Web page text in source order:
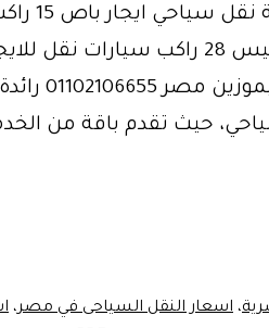
50 راكب خدمات
باصات سياحية في مصر تأجير اتوبيس 28 راكب
باص سياحي صغير.
حيث تقدم باقة من
، اسعار النقل السياحى في مصر،